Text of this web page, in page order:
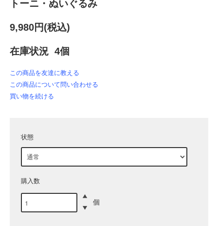
トーニ・ぬいぐるみ
9,980円(税込)
在庫状況 4個
この商品を友達に教える
この商品について問い合わせる
買い物を続ける
状態
購入数
個